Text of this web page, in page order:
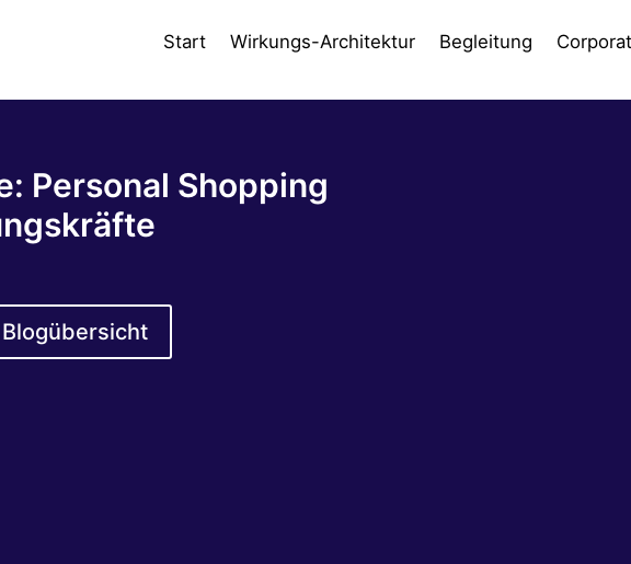
Start Wirkungs-Architektur Begleitung
Personal Shopping